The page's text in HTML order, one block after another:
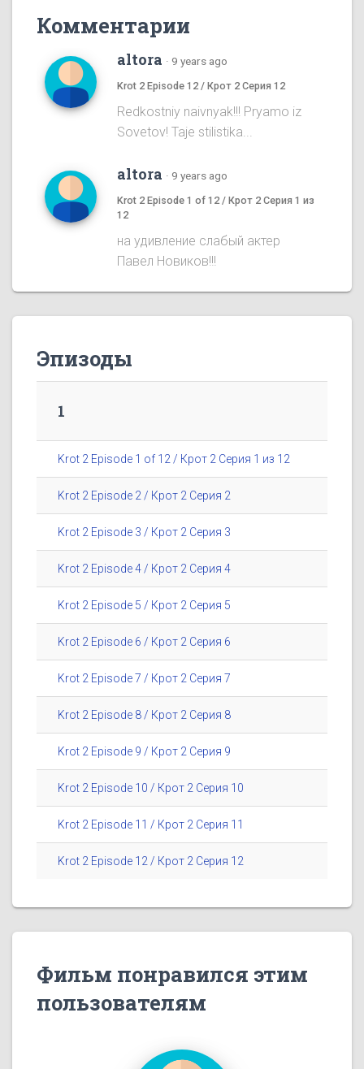
Комментарии
altora · 9 years ago
Krot 2 Episode 12 / Крот 2 Серия 12
Redkostniy naivnyak!!! Pryamo iz
Sovetov! Taje stilistika...
altora · 9 years ago
Krot 2 Episode 1 of 12 / Крот 2 Серия 1 из
12
на удивление слабый актер
Павел Новиков!!!
Эпизоды
1
Krot 2 Episode 1 of 12 / Крот 2 Серия 1 из 12
Krot 2 Episode 2 / Крот 2 Серия 2
Krot 2 Episode 3 / Крот 2 Серия 3
Krot 2 Episode 4 / Крот 2 Серия 4
Krot 2 Episode 5 / Крот 2 Серия 5
Krot 2 Episode 6 / Крот 2 Серия 6
Krot 2 Episode 7 / Крот 2 Серия 7
Krot 2 Episode 8 / Крот 2 Серия 8
Krot 2 Episode 9 / Крот 2 Серия 9
Krot 2 Episode 10 / Крот 2 Серия 10
Krot 2 Episode 11 / Крот 2 Серия 11
Krot 2 Episode 12 / Крот 2 Серия 12
Фильм понравился этим
пользователям